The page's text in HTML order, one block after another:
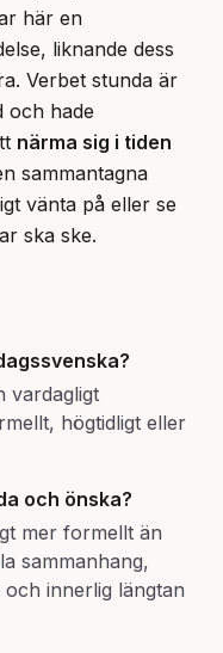
här en
liknande dess
Verbet stunda är
och hade
närma sig i tiden
sammantagna
vänta på eller se
ska ske.
vardagligt
högtidligt eller
och önska?
mer formellt än
sammanhang,
innerlig längtan